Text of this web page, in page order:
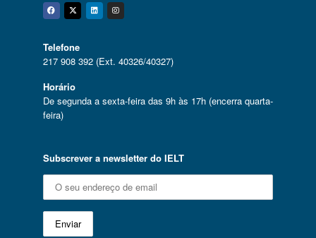
Facebook
Twitter
Linkedin
Instagram
Telefone
217 908 392 (Ext. 40326/40327)
Horário
De segunda a sexta-feira das 9h às 17h (encerra quarta-
feira)
Subscrever a newsletter do IELT